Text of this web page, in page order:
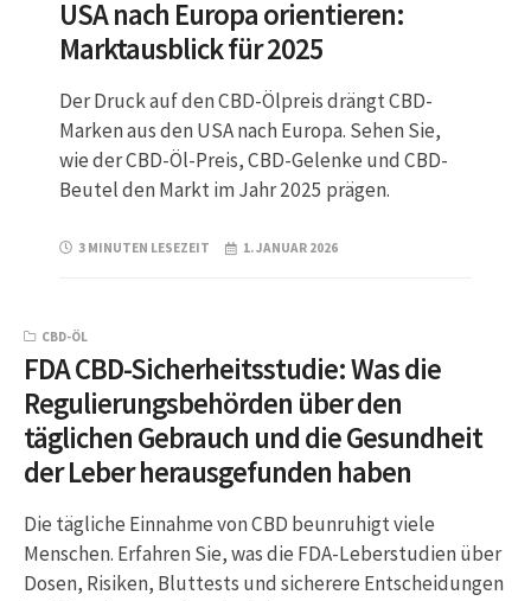
USA nach Europa orientieren:
Marktausblick für 2025
Der Druck auf den CBD-Ölpreis drängt CBD-
Marken aus den USA nach Europa. Sehen Sie,
wie der CBD-Öl-Preis, CBD-Gelenke und CBD-
Beutel den Markt im Jahr 2025 prägen.
3 MINUTEN LESEZEIT 1. JANUAR 2026
CBD-ÖL
FDA CBD-Sicherheitsstudie: Was die
Regulierungsbehörden über den
täglichen Gebrauch und die Gesundheit
der Leber herausgefunden haben
Die tägliche Einnahme von CBD beunruhigt viele
Menschen. Erfahren Sie, was die FDA-Leberstudien über
Dosen, Risiken, Bluttests und sicherere Entscheidungen